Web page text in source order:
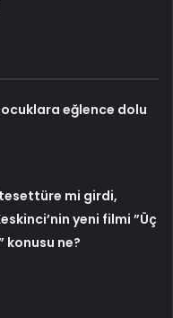
eğlence dolu
mi girdi,
yeni filmi ”Üç
konusu ne?